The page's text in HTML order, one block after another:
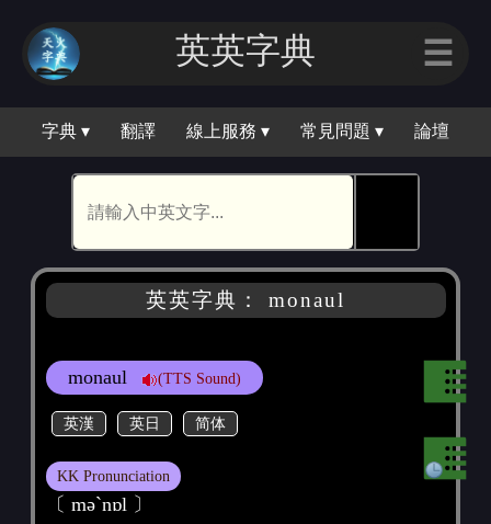
英英字典 ☰
字典 ▾ 翻譯 線上服務 ▾ 常見問題 ▾ 論壇
英英字典： monaul
monaul (TTS Sound)
英漢 英日 简体
KK Pronunciation
〔 mә`nɒl 〕